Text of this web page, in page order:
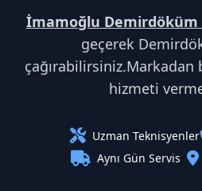
İmamoğlu Demirdöküm
geçerek
çağırabilirsiniz.Markadan
hizmeti
Uzman Teknisyenler
Aynı Gün Servis